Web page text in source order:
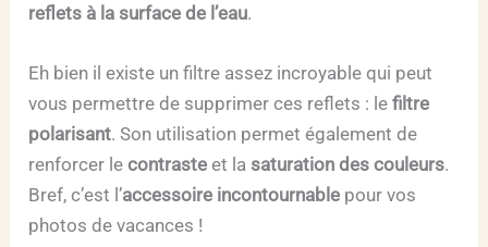
reflets à la surface de l’eau.
Eh bien il existe un filtre assez incroyable qui peut
vous permettre de supprimer ces reflets : lefiltre
polarisant. Son utilisation permet également de
renforcer lecontraste et la saturation des couleurs.
Bref, c’est l’accessoire incontournable pour vos
photos de vacances !